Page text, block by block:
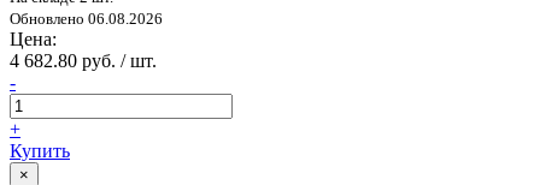
Обновлено 06.08.2026
Цена:
4 682.80 руб. / шт.
-
+
Купить
×